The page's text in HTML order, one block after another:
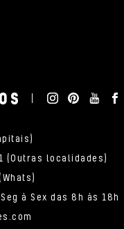
(Outras localidades)
à Sex das 8h às 18h